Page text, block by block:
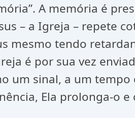
A memória é
– a Igreja – repete
mesmo tendo
é por sua vez
um sinal, a um
Ela prolonga-o e